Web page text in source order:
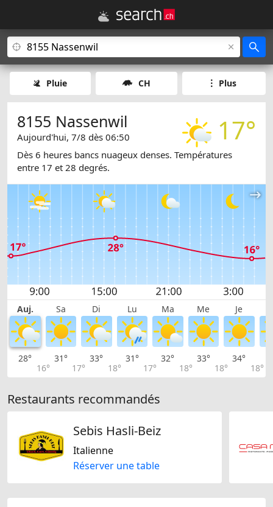
Pluie CH Plus
17°
8155 Nassenwil
Aujourd'hui, 7/8 dès 06:50
Dès 6 heures bancs nuageux denses. Températures
entre 17 et 28 degrés.
Auj. Sa Di Lu Ma Me Je
28°
16°
31°
17°
33°
18°
31°
17°
32°
18°
33°
18°
34°
18°
Restaurants recommandés
Sebis Hasli-Beiz
Italienne
Réserver une table